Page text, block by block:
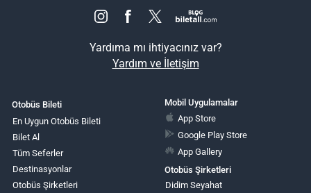
Yardıma mı ihtiyacınız var?
Yardım ve İletişim
Otobüs Bileti
En Uygun Otobüs Bileti
Bilet Al
Tüm Seferler
Destinasyonlar
Otobüs Şirketleri
Mobil Uygulamalar
App Store
Google Play Store
App Gallery
Otobüs Şirketleri
Didim Seyahat